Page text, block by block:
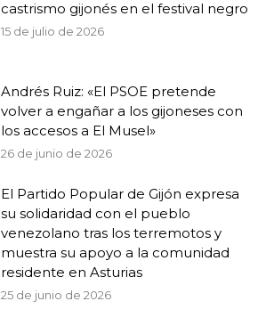
castrismo gijonés en el festival negro
15 de julio de 2026
Andrés Ruiz: «El PSOE pretende
volver a engañar a los gijoneses con
los accesos a El Musel»
26 de junio de 2026
El Partido Popular de Gijón expresa
su solidaridad con el pueblo
venezolano tras los terremotos y
muestra su apoyo a la comunidad
residente en Asturias
25 de junio de 2026